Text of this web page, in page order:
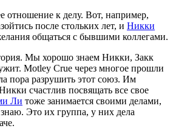
отношение к делу. Вот, например,
после стольких лет, и Никки
общаться с бывшими коллегами.
Мы хорошо знаем Никки, Закк
Motley Crue через многое прошли
пора разрушить этот союз. Им
счастлив посвящать все свое
Ли тоже занимается своими делами,
Это их группа, у них дела